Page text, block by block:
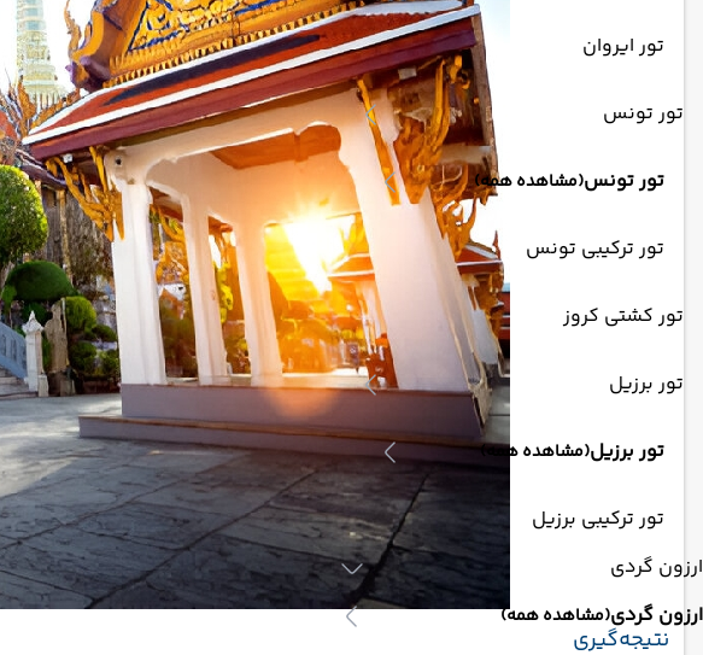
تور ایروان
تور تونس
تور تونس(مشاهده همه)
تور ترکیبی تونس
تور کشتی کروز
تور برزیل
تور برزیل(مشاهده همه)
تور ترکیبی برزیل
ارزون گردی
ارزون گردی(مشاهده همه)
نتیجه‌گیری